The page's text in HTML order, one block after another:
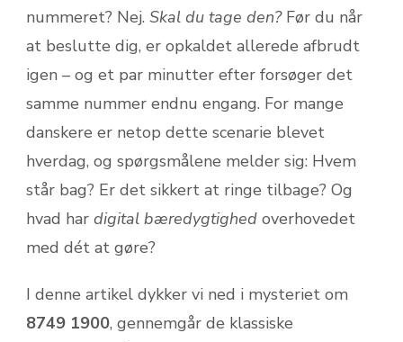
nummeret? Nej. Skal du tage den?Før du når
at beslutte dig, er opkaldet allerede afbrudt
igen – og et par minutter efter forsøger det
samme nummer endnu engang. For mange
danskere er netop dette scenarie blevet
hverdag, og spørgsmålene melder sig: Hvem
står bag? Er det sikkert at ringe tilbage? Og
hvad har digital bæredygtighed overhovedet
med dét at gøre?
I denne artikel dykker vi ned i mysteriet om
8749 1900, gennemgår de klassiske